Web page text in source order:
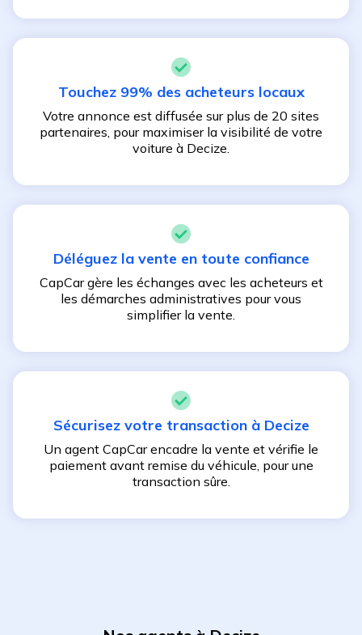
Touchez 99% des acheteurs locaux
Votre annonce est diffusée sur plus de 20 sites
partenaires, pour maximiser la visibilité de votre
voiture à Decize.
Déléguez la vente en toute confiance
CapCar gère les échanges avec les acheteurs et
les démarches administratives pour vous
simplifier la vente.
Sécurisez votre transaction à Decize
Un agent CapCar encadre la vente et vérifie le
paiement avant remise du véhicule, pour une
transaction sûre.